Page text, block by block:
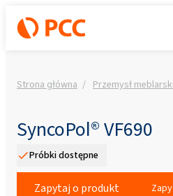
Strona główna Przemysł meblarski
SyncoPol® VF690
Próbki dostępne
Zapytaj o produkt